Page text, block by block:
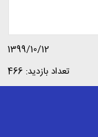
1399/10/12
تعداد بازدید: 466